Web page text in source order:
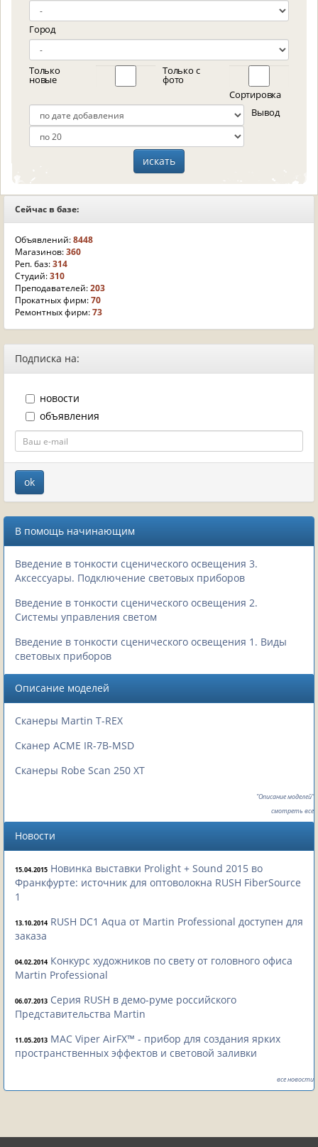
Город
Только
новые
Только с
фото
Сортировка
Вывод
Сейчас в базе:
Объявлений:8448
Магазинов:360
Реп. баз:314
Студий:310
Преподавателей:203
Прокатных фирм:70
Ремонтных фирм:73
Подписка на:
новости
объявления
В помощь начинающим
Введение в тонкости сценического освещения 3.
Аксессуары. Подключение световых приборов
Введение в тонкости сценического освещения 2.
Системы управления светом
Введение в тонкости сценического освещения 1. Виды
световых приборов
Описание моделей
Сканеры Martin T-REX
Сканер ACME IR-7B-MSD
Сканеры Robe Scan 250 XT
"Описание моделей"
смотреть все
Новости
15.04.2015 Новинка выставки Prolight + Sound 2015 во
Франкфурте: источник для оптоволокна RUSH FiberSource
1
13.10.2014 RUSH DC1 Aqua от Martin Professional доступен для
заказа
04.02.2014 Конкурс художников по свету от головного офиса
Martin Professional
06.07.2013 Серия RUSH в демо-руме российского
Представительства Martin
11.05.2013 MAC Viper AirFX™ - прибор для создания ярких
пространственных эффектов и световой заливки
все новости